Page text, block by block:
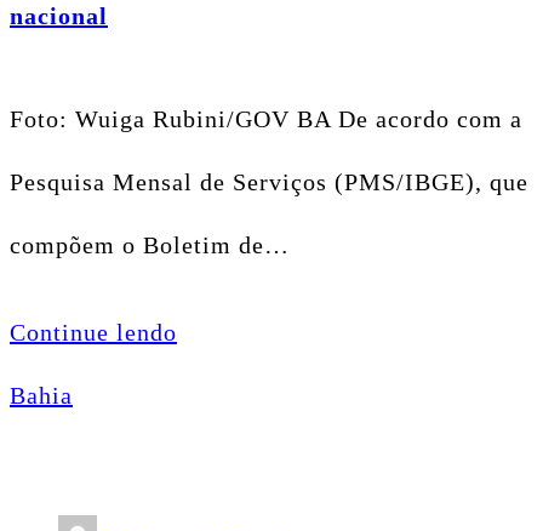
nacional
Foto: Wuiga Rubini/GOV BA De acordo com a
Pesquisa Mensal de Serviços (PMS/IBGE), que
compõem o Boletim de…
Continue lendo
Bahia